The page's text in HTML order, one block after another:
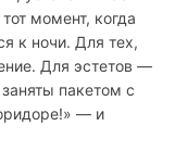
момент, когда
к ночи. Для тех,
Для эстетов —
пакетом с
— и